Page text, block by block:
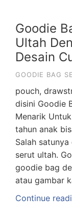
Goodie
Ultah
Desain
GOODIE BAG
pouch,
disini Goodie
Menarik
tahun anak
Salah
serut ultah.
goodie bag
atau gambar
Continue